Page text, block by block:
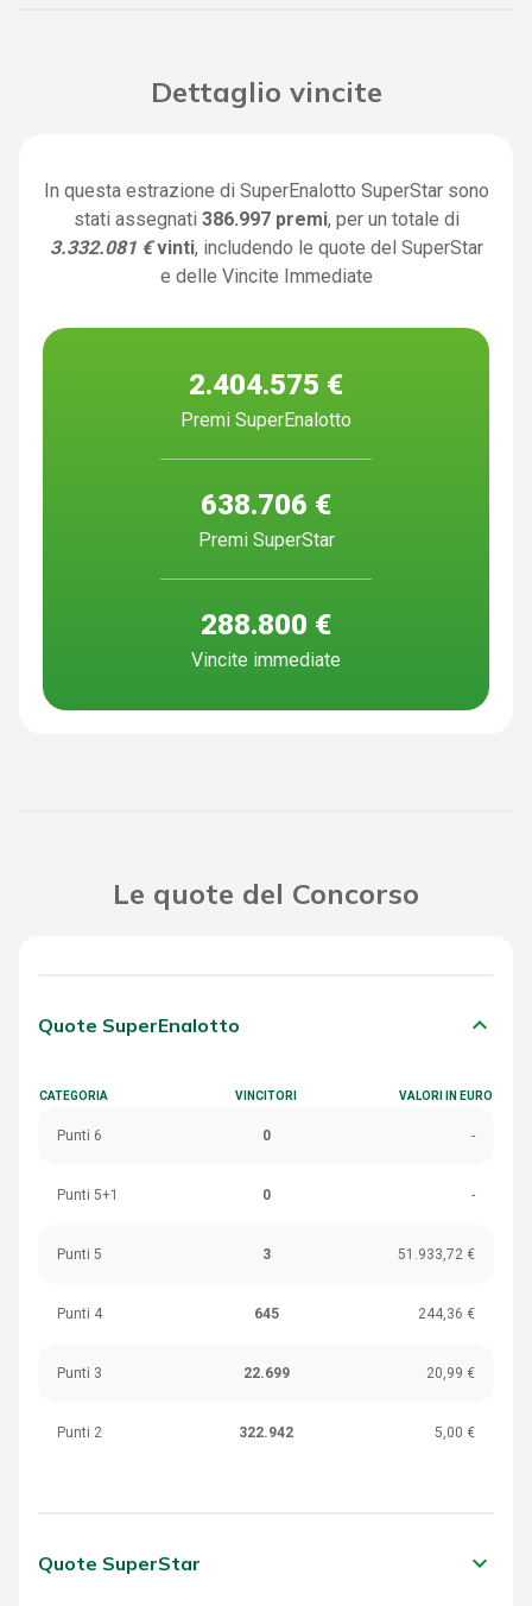
Dettaglio vincite
In questa estrazione di SuperEnalotto SuperStar sono
stati assegnati 386.997 premi, per un totale di
3.332.081 € vinti, includendo le quote del SuperStar
e delle Vincite Immediate
2.404.575 €
Premi SuperEnalotto
638.706 €
Premi SuperStar
288.800 €
Vincite immediate
Le quote del Concorso
Quote SuperEnalotto keyboard_arrow_down
CATEGORIA VINCITORI VALORI IN EURO
Punti 6 0 -
Punti 5+1 0 -
Punti 5 3 51.933,72 €
Punti 4 645 244,36 €
Punti 3 22.699 20,99 €
Punti 2 322.942 5,00 €
Quote SuperStar keyboard_arrow_down